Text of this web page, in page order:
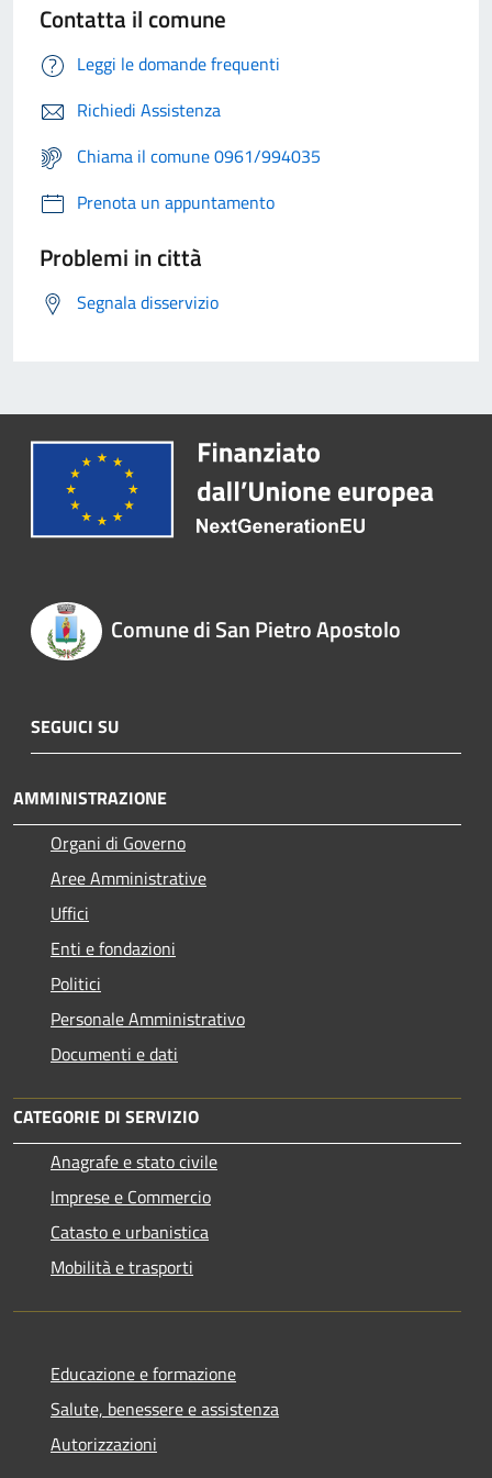
Contatta il comune
Leggi le domande frequenti
Richiedi Assistenza
Chiama il comune 0961/994035
Prenota un appuntamento
Problemi in città
Segnala disservizio
Comune di San Pietro Apostolo
SEGUICI SU
AMMINISTRAZIONE
Organi di Governo
Aree Amministrative
Uffici
Enti e fondazioni
Politici
Personale Amministrativo
Documenti e dati
CATEGORIE DI SERVIZIO
Anagrafe e stato civile
Imprese e Commercio
Catasto e urbanistica
Mobilità e trasporti
Educazione e formazione
Salute, benessere e assistenza
Autorizzazioni